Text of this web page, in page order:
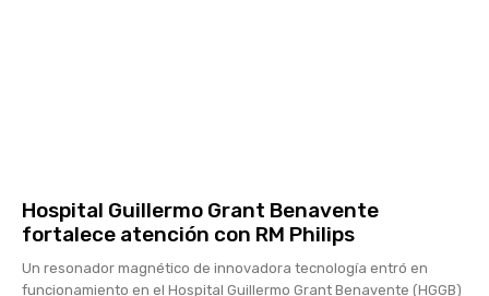
Hospital Guillermo Grant Benavente
fortalece atención con RM Philips
Un resonador magnético de innovadora tecnología entró en
funcionamiento en el Hospital Guillermo Grant Benavente (HGGB)